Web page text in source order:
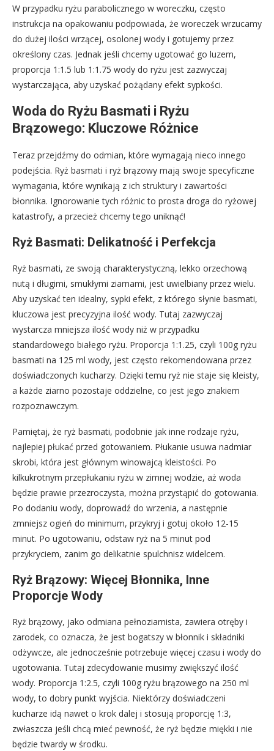
W przypadku ryżu parabolicznego w woreczku, często
instrukcja na opakowaniu podpowiada, że woreczek wrzucamy
do dużej ilości wrzącej, osolonej wody i gotujemy przez
określony czas. Jednak jeśli chcemy ugotować go luzem,
proporcja 1:1.5 lub 1:1.75 wody do ryżu jest zazwyczaj
wystarczająca, aby uzyskać pożądany efekt sypkości.
Woda do Ryżu Basmati i Ryżu
Brązowego: Kluczowe Różnice
Teraz przejdźmy do odmian, które wymagają nieco innego
podejścia. Ryż basmati i ryż brązowy mają swoje specyficzne
wymagania, które wynikają z ich struktury i zawartości
błonnika. Ignorowanie tych różnic to prosta droga do ryżowej
katastrofy, a przecież chcemy tego uniknąć!
Ryż Basmati: Delikatność i Perfekcja
Ryż basmati, ze swoją charakterystyczną, lekko orzechową
nutą i długimi, smukłymi ziarnami, jest uwielbiany przez wielu.
Aby uzyskać ten idealny, sypki efekt, z którego słynie basmati,
kluczowa jest precyzyjna ilość wody. Tutaj zazwyczaj
wystarcza mniejsza ilość wody niż w przypadku
standardowego białego ryżu. Proporcja 1:1.25, czyli 100g ryżu
basmati na 125 ml wody, jest często rekomendowana przez
doświadczonych kucharzy. Dzięki temu ryż nie staje się kleisty,
a każde ziarno pozostaje oddzielne, co jest jego znakiem
rozpoznawczym.
Pamiętaj, że ryż basmati, podobnie jak inne rodzaje ryżu,
najlepiej płukać przed gotowaniem. Płukanie usuwa nadmiar
skrobi, która jest głównym winowajcą kleistości. Po
kilkukrotnym przepłukaniu ryżu w zimnej wodzie, aż woda
będzie prawie przezroczysta, można przystąpić do gotowania.
Po dodaniu wody, doprowadź do wrzenia, a następnie
zmniejsz ogień do minimum, przykryj i gotuj około 12-15
minut. Po ugotowaniu, odstaw ryż na 5 minut pod
przykryciem, zanim go delikatnie spulchnisz widelcem.
Ryż Brązowy: Więcej Błonnika, Inne
Proporcje Wody
Ryż brązowy, jako odmiana pełnoziarnista, zawiera otręby i
zarodek, co oznacza, że jest bogatszy w błonnik i składniki
odżywcze, ale jednocześnie potrzebuje więcej czasu i wody do
ugotowania. Tutaj zdecydowanie musimy zwiększyć ilość
wody. Proporcja 1:2.5, czyli 100g ryżu brązowego na 250 ml
wody, to dobry punkt wyjścia. Niektórzy doświadczeni
kucharze idą nawet o krok dalej i stosują proporcję 1:3,
zwłaszcza jeśli chcą mieć pewność, że ryż będzie miękki i nie
będzie twardy w środku.